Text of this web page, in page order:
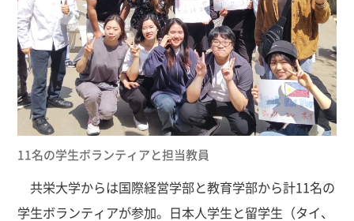
11名の学生ボランティアと担当教員
共栄大学からは国際経営学部と教育学部から計11名の
学生ボランティアが参加。日本人学生と留学生（タイ、